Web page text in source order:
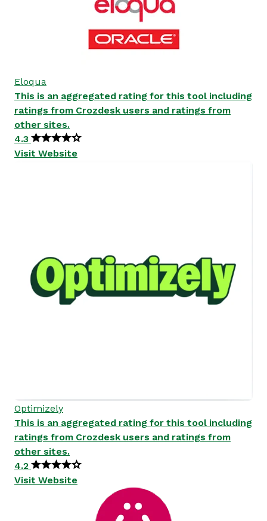
Eloqua
This is an aggregated rating for this tool including
ratings from Crozdesk users and ratings from
other sites.
4.3
Visit Website
Optimizely
This is an aggregated rating for this tool including
ratings from Crozdesk users and ratings from
other sites.
4.2
Visit Website